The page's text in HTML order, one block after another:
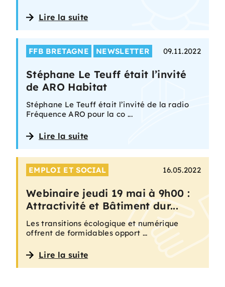
Lire la suite
FFB BRETAGNE NEWSLETTER 09.11.2022
Stéphane Le Teuff était l’invité
de ARO Habitat
Stéphane Le Teuff était l’invité de la radio
Fréquence ARO pour la co ...
Lire la suite
EMPLOI ET SOCIAL 16.05.2022
Webinaire jeudi 19 mai à 9h00 :
Attractivité et Bâtiment dur...
Les transitions écologique et numérique
offrent de formidables opport ...
Lire la suite